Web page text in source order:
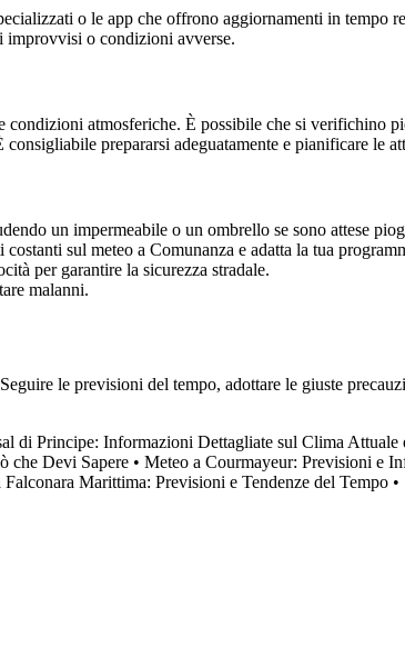
o le app che offrono aggiornamenti in tempo
improvvisi o condizioni avverse.
atmosferiche. È possibile che si verifichino
prepararsi adeguatamente e pianificare le
un impermeabile o un ombrello se sono attese
sul meteo a Comunanza e adatta la tua
per garantire la sicurezza stradale.
malanni.
le previsioni del tempo, adottare le giuste
di Principe: Informazioni Dettagliate sul Clima Attuale
che Devi Sapere • Meteo a Courmayeur: Previsioni e
Falconara Marittima: Previsioni e Tendenze del Tempo •